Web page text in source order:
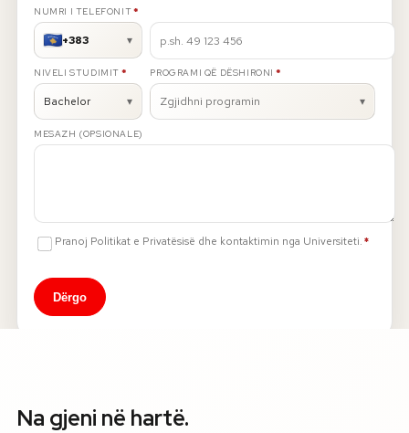
LMS Canvas
NUMRI I TELEFONIT*
E DETYRUESHME
+383 ▾
NIVELI STUDIMIT *
E DETYRUESHME
Bachelor ▾
PROGRAMI QË DËSHIRONI *
E DETYRUESHME
Zgjidhni programin ▾
MESAZH (OPSIONALE)
Pranoj Politikat e Privatësisë dhe kontaktimin nga Universiteti.*E
Dërgo
Na gjeni në hartë.